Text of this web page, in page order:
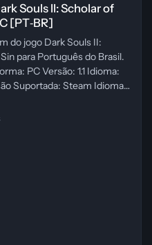
Souls II: Scholar of
[PT‑BR]
do jogo Dark Souls II:
para Português do Brasil.
PC Versão: 1.1 Idioma:
Suportada: Steam Idioma
23/04/2025
Tamanho: 469 MB